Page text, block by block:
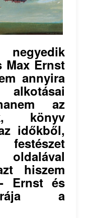
Max Ernst
annyira
az
könyv
időkből,
hiszem
Ernst és
a